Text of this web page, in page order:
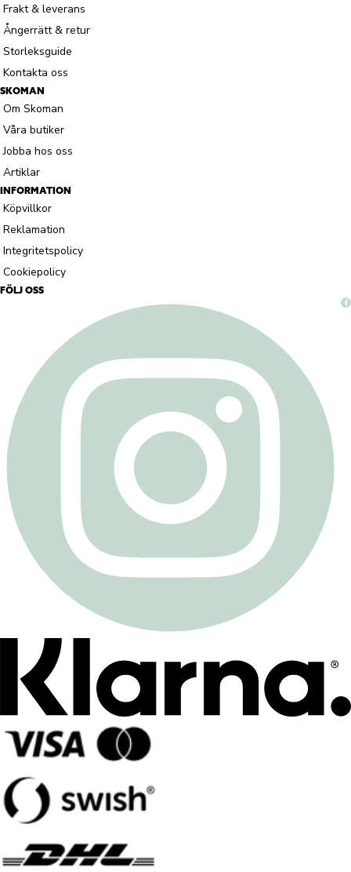
Frakt & leverans
Ångerrätt & retur
Storleksguide
Kontakta oss
SKOMAN
Om Skoman
Våra butiker
Jobba hos oss
Artiklar
INFORMATION
Köpvillkor
Reklamation
Integritetspolicy
Cookiepolicy
FÖLJ OSS